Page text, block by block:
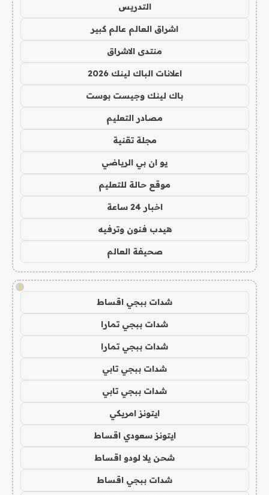
التدريس
اشراق العالم عالم كبير
منتدى الاشراق
اعلانات الباك لينك 2026
باك لينك وجيست بوست
مصادر التعليم
مجلة تقنية
يو ان بي الرياضي
موقع حالة للتعليم
اخبار 24 ساعة
هيدب فنون وترفيه
صحيفة العالم
!
شدات ببجي اقساط
شدات ببجي تمارا
شدات ببجي تمارا
شدات ببجي تابي
شدات ببجي تابي
ايتونز امريكي
ايتونز سعودي اقساط
شحن يلا لودو اقساط
شدات ببجي اقساط